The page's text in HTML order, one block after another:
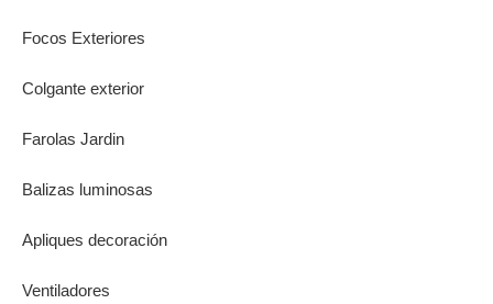
Focos Exteriores
Colgante exterior
Farolas Jardin
Balizas luminosas
Apliques decoración
Ventiladores